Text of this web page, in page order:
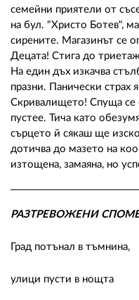
семейни приятели от
на бул. "Христо Ботев",
сирените. Магазинът се
Децата! Стига до
На един дъх изкачва
празни. Панически страх
Скривалището! Спуща се
пустее. Тича като
сърцето й сякаш ще
дотичва до мазето на
изтощена, замаяна, но
РАЗТРЕВОЖЕНИ
Град потънал в тъмнина,
улици пусти в нощта